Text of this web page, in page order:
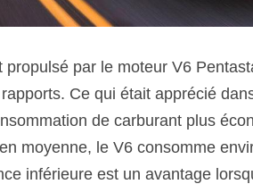
propulsé par le moteur V6
Ce qui était apprécié
de carburant plus
moyenne, le V6 consomme
inférieure est un avantage